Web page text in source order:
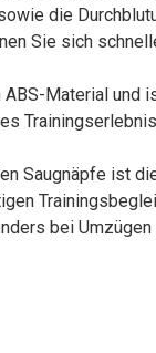
die
Sie sich
Material und
Saugnäpfe ist
bei